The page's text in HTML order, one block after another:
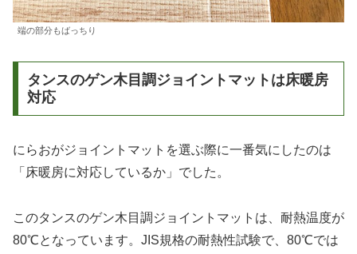
端の部分もばっちり
タンスのゲン木目調ジョイントマットは床暖房
対応
にらおがジョイントマットを選ぶ際に一番気にしたのは
「床暖房に対応しているか」でした。
このタンスのゲン木目調ジョイントマットは、耐熱温度が
80℃となっています。JIS規格の耐熱性試験で、80℃では